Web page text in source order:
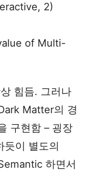
2)
of Multi-
힘듬. 그러나
Matter의 경
구현함 – 굉장
듯이 별도의
하면서